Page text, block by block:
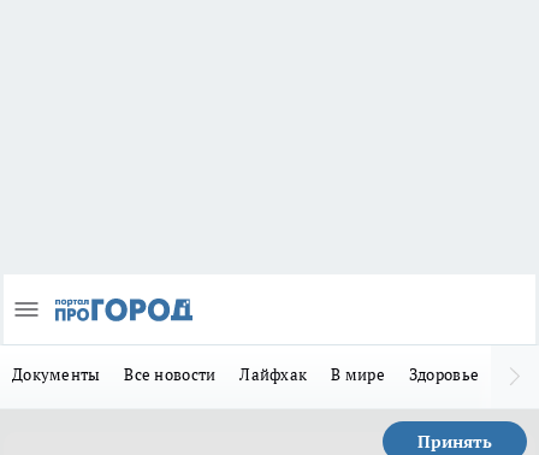
Документы Все новости Лайфхак В мире Здоровье
Принять